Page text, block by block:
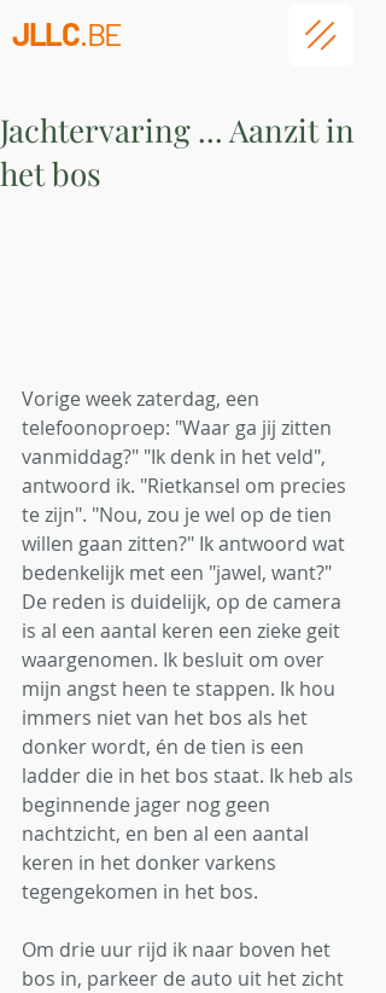
JLLC.BE
Jachtervaring ... Aanzit in
het bos
Vorige week zaterdag, een
telefoonoproep: "Waar ga jij zitten
vanmiddag?" "Ik denk in het veld",
antwoord ik. "Rietkansel om precies
te zijn". "Nou, zou je wel op de tien
willen gaan zitten?" Ik antwoord wat
bedenkelijk met een "jawel, want?"
De reden is duidelijk, op de camera
is al een aantal keren een zieke geit
waargenomen. Ik besluit om over
mijn angst heen te stappen. Ik hou
immers niet van het bos als het
donker wordt, én de tien is een
ladder die in het bos staat. Ik heb als
beginnende jager nog geen
nachtzicht, en ben al een aantal
keren in het donker varkens
tegengekomen in het bos.
Om drie uur rijd ik naar boven het
bos in, parkeer de auto uit het zicht